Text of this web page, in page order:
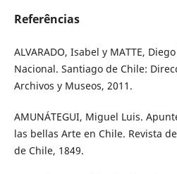
Referências
ALVARADO, Isabel y MATTE,
Nacional. Santiago de Chile:
Archivos y Museos, 2011.
AMUNÁTEGUI, Miguel Luis.
las bellas Arte en Chile. Revista
de Chile, 1849.